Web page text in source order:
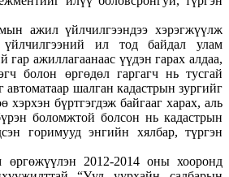
ажил үйлчилгээндээ хэрэгжүүлж
үйлчилгээний ил тод байдал улам
ажиллагаанаас үүдэн гарах алдаа,
болон өргөдөл гаргагч нь тусгай
шалган кадастрын зургийг
хэрхэн бүртгэгдэж байгааг харах, аль
боломжтой болсон нь кадастрын
горимууд энгийн хялбар, түргэн
2012-2014 оны хооронд